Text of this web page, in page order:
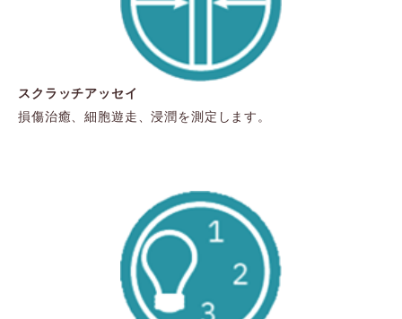
スクラッチアッセイ
損傷治癒、細胞遊走、浸潤を測定します。